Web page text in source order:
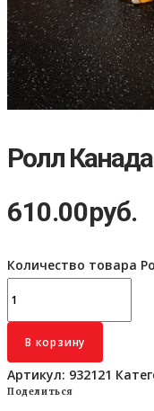
Ролл
610.00руб.
Количество товара
В корзину
Артикул: 932121
Поделиться